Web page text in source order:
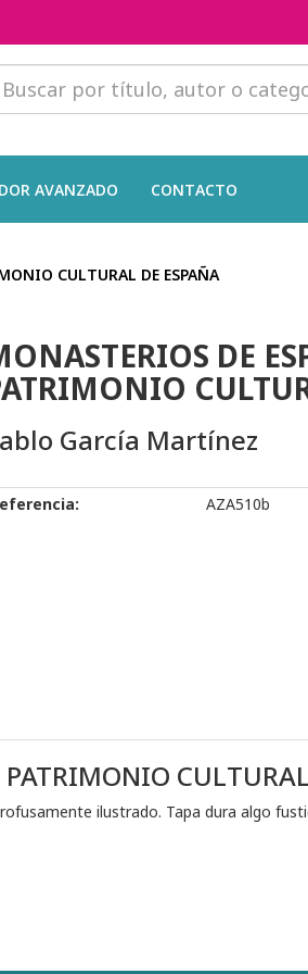
AVANZADO CONTACTO
CULTURAL DE ESPAÑA
DE
García Martínez
AZA510b
ilustrado. Tapa dura algo